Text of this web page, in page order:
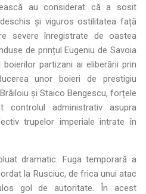
au considerat că a sosit
și viguros ostilitatea față
severe înregistrate de oastea
de prințul Eugeniu de Savoia
partizani ai eliberării prin
unor boieri de prestigiu
și Staico Bengescu, forțele
controlul administrativ asupra
trupelor imperiale intrate în
dramatic. Fuga temporară a
la Rusciuc, de frica unui atac
gol de autoritate. În acest